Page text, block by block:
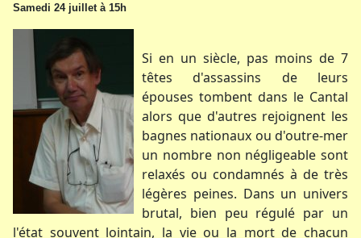
Samedi 24 juillet à 15h
Si en un siècle, pas moins de 7
têtes d'assassins de leurs
épouses tombent dans le Cantal
alors que d'autres rejoignent les
bagnes nationaux ou d'outre-mer
un nombre non négligeable sont
relaxés ou condamnés à de très
légères peines. Dans un univers
brutal, bien peu régulé par un
l'état souvent lointain, la vie ou la mort de chacun